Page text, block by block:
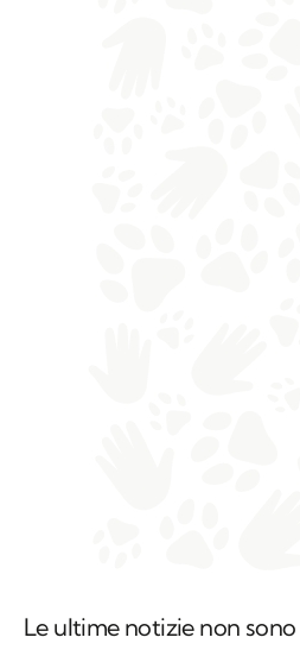
Le ultime notizie non